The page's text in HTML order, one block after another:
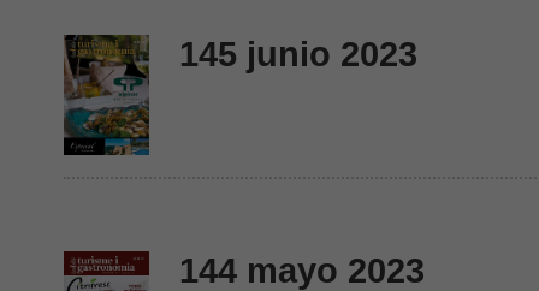
145 junio 2023
144 mayo 2023